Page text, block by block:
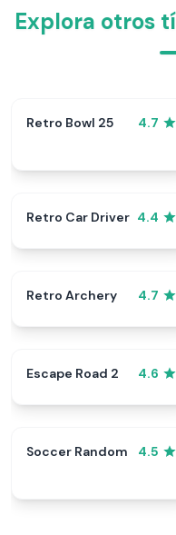
Explora otros
Retro Bowl 25 4.7
Retro Car Driver 4.4
Retro Archery 4.7
Escape Road 2 4.6
Soccer Random 4.5